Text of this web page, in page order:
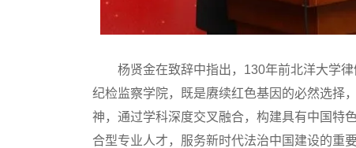
杨贤金在致辞中指出，130年前北洋大学律
纪检监察学院，既是赓续红色基因的必然选择
神，通过学科深度交叉融合，构建具有中国特
合型专业人才，服务新时代法治中国建设的重